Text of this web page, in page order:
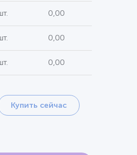
0,00
0,00
0,00
Купить сейчас